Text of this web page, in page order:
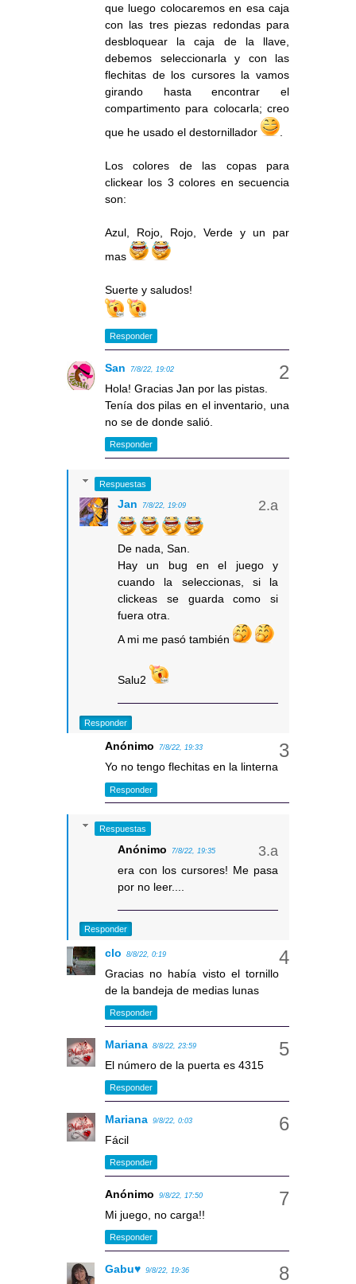
que luego colocaremos en esa caja
con las tres piezas redondas para
desbloquear la caja de la llave,
debemos seleccionarla y con las
flechitas de los cursores la vamos
girando hasta encontrar el
compartimento para colocarla; creo
que he usado el destornillador
Los colores de las copas para
clickear los 3 colores en secuencia
son:
Azul, Rojo, Rojo, Verde y un par
mas
Suerte y saludos!
Responder
San 7/8/22, 19:02
Hola! Gracias Jan por las pistas.
Tenía dos pilas en el inventario, una
no se de donde salió.
Responder
Respuestas
Jan 7/8/22, 19:09
De nada, San.
Hay un bug en el juego y
cuando la seleccionas, si la
clickeas se guarda como si
fuera otra.
A mi me pasó también
Salu2
Responder
Anónimo 7/8/22, 19:33
Yo no tengo flechitas en la linterna
Responder
Respuestas
Anónimo 7/8/22, 19:35
era con los cursores! Me pasa
por no leer....
Responder
clo 8/8/22, 0:19
Gracias no había visto el tornillo
de la bandeja de medias lunas
Responder
Mariana 8/8/22, 23:59
El número de la puerta es 4315
Responder
Mariana 9/8/22, 0:03
Fácil
Responder
Anónimo 9/8/22, 17:50
Mi juego, no carga!!
Responder
Gabu♥ 9/8/22, 19:36